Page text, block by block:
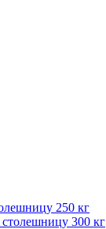
250 кг
300 кг